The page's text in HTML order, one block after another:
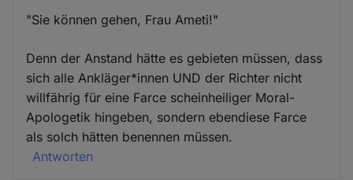
"Sie können gehen, Frau Ameti!"
Denn der Anstand hätte es gebieten müssen, dass
sich alle Ankläger*innen UND der Richter nicht
willfährig für eine Farce scheinheiliger Moral-
Apologetik hingeben, sondern ebendiese Farce
als solch hätten benennen müssen.
Antworten